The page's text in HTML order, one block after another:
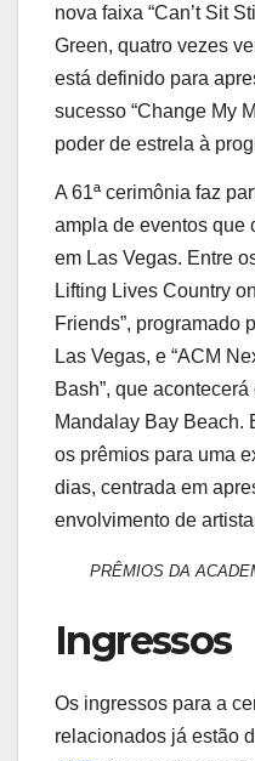
nova faixa “Can’t Sit
Green, quatro vezes
está definido para
sucesso “Change My
poder de estrela à
A 61ª cerimônia faz
ampla de eventos que
em Las Vegas. Entre
Lifting Lives Country
Friends”, programado
Las Vegas, e “ACM
Bash”, que
Mandalay Bay Beach.
os prêmios para uma
dias, centrada em
envolvimento de
PRÊMIOS DA
Ingressos
Os ingressos para a
relacionados já estão